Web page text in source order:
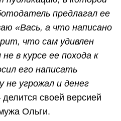
предлагал ее
«Вась, а что написано
что сам удивлен
в курсе ее похода к
его написать
не угрожал и денег
своей версией
Ольги.